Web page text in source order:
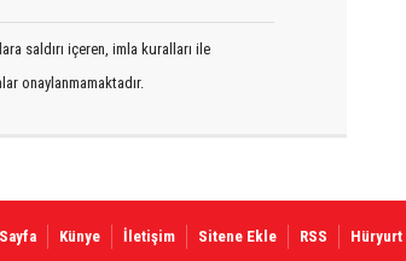
saldırı içeren, imla kuralları ile
onaylanmamaktadır.
Künye İletişim Sitene Ekle RSS Hüryurt